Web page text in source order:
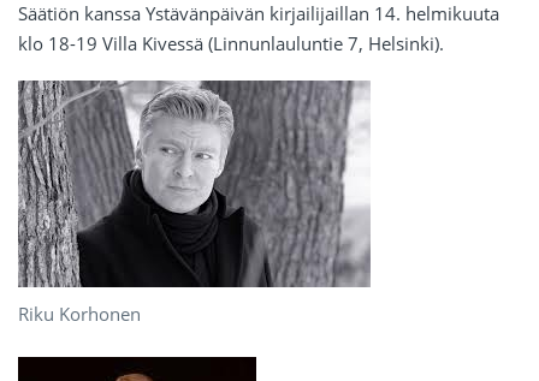
Säätiön kanssa Ystävänpäivän kirjailijaillan 14. helmikuuta
klo 18-19 Villa Kivessä (Linnunlauluntie 7, Helsinki).
Riku Korhonen